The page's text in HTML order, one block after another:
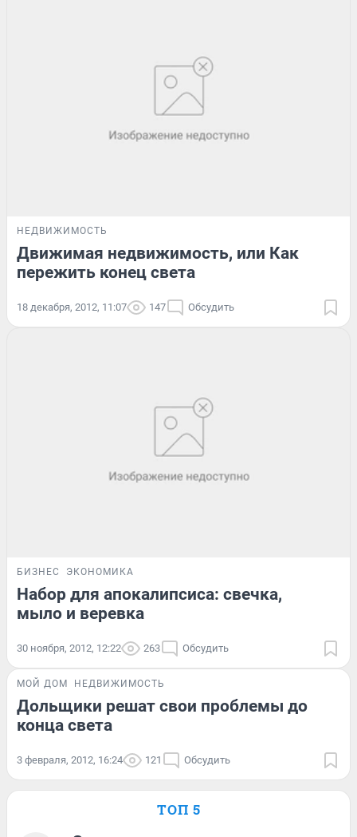
НЕДВИЖИМОСТЬ
Движимая недвижимость, или Как
пережить конец света
18 декабря, 2012, 11:07 147 Обсудить
БИЗНЕС ЭКОНОМИКА
Набор для апокалипсиса: свечка,
мыло и веревка
30 ноября, 2012, 12:22 263 Обсудить
МОЙ ДОМ НЕДВИЖИМОСТЬ
Дольщики решат свои проблемы до
конца света
3 февраля, 2012, 16:24 121 Обсудить
ТОП 5